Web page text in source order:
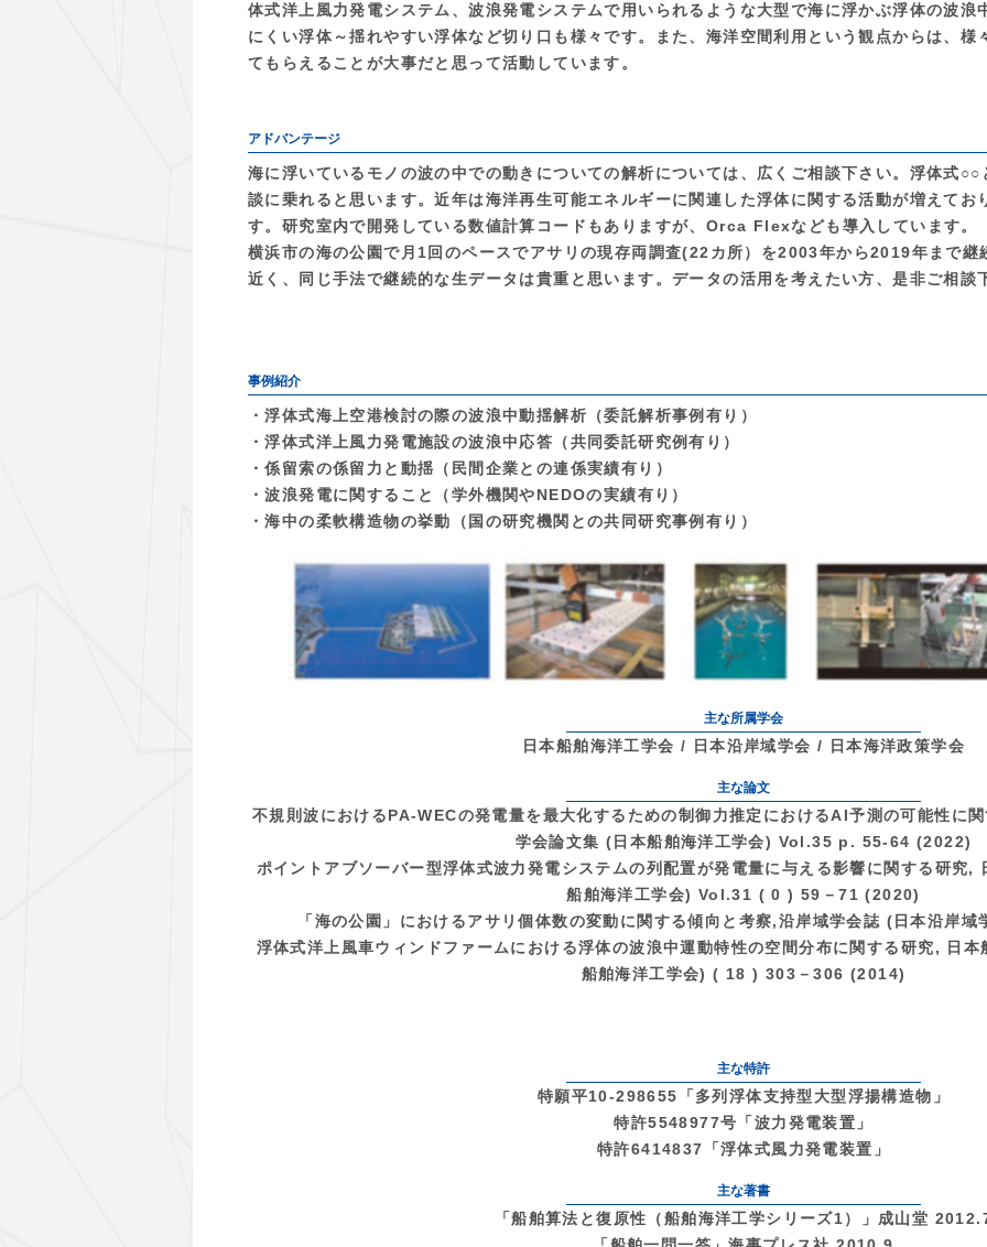
体式洋上風力発電システム、波浪発電システムで用いられるような大型で海に浮かぶ浮体の波浪
にくい浮体～揺れやすい浮体など切り口も様々です。また、海洋空間利用という観点からは、様
てもらえることが大事だと思って活動しています。
アドバンテージ
海に浮いているモノの波の中での動きについての解析については、広くご相談下さい。浮体式
談に乗れると思います。近年は海洋再生可能エネルギーに関連した浮体に関する活動が増えてお
す。研究室内で開発している数値計算コードもありますが、Orca Flexなども導入しています。
横浜市の海の公園で月1回のペースでアサリの現存両調査(22カ所）を2003年から2019年まで継
近く、同じ手法で継続的な生データは貴重と思います。データの活用を考えたい方、是非ご相談
事例紹介
・浮体式海上空港検討の際の波浪中動揺解析（委託解析事例有り）
・浮体式洋上風力発電施設の波浪中応答（共同委託研究例有り）
・係留索の係留力と動揺（民間企業との連係実績有り）
・波浪発電に関すること（学外機関やNEDOの実績有り）
・海中の柔軟構造物の挙動（国の研究機関との共同研究事例有り）
主な所属学会
日本船舶海洋工学会 / 日本沿岸域学会 / 日本海洋政策学会
主な論文
不規則波におけるPA-WECの発電量を最大化するための制御力推定におけるAI予測の可能性に
学会論文集 (日本船舶海洋工学会) Vol.35 p. 55-64 (2022)
ポイントアブソーバー型浮体式波力発電システムの列配置が発電量に与える影響に関する研究,
船舶海洋工学会) Vol.31 ( 0 ) 59－71 (2020)
「海の公園」におけるアサリ個体数の変動に関する傾向と考察,沿岸域学会誌 (日本沿
浮体式洋上風車ウィンドファームにおける浮体の波浪中運動特性の空間分布に関する研究, 日
船舶海洋工学会) ( 18 ) 303－306 (2014)
主な特許
特願平10-298655「多列浮体支持型大型浮揚構造物」
特許5548977号「波力発電装置」
特許6414837「浮体式風力発電装置」
主な著書
「船舶算法と復原性（船舶海洋工学シリーズ1）」成山堂